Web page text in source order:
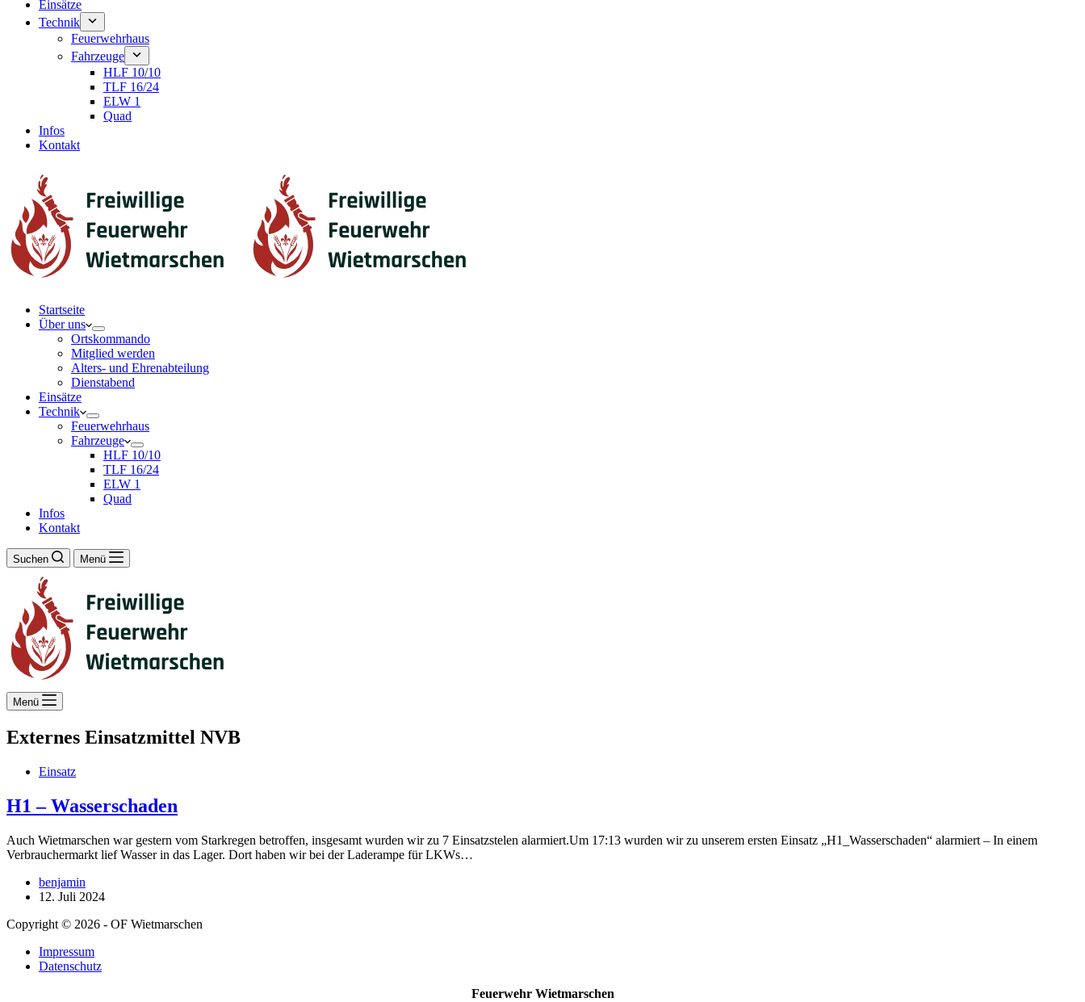
Einsätze
Technik
Feuerwehrhaus
Fahrzeuge
HLF 10/10
TLF 16/24
ELW 1
Quad
Infos
Kontakt
Startseite
Über uns
Ortskommando
Mitglied werden
Alters- und Ehrenabteilung
Dienstabend
Einsätze
Technik
Feuerwehrhaus
Fahrzeuge
HLF 10/10
TLF 16/24
ELW 1
Quad
Infos
Kontakt
Suchen Menü
Menü
Externes Einsatzmittel NVB
Einsatz
H1 – Wasserschaden
Auch Wietmarschen war gestern vom Starkregen betroffen, insgesamt wurden wir zu 7 Einsatzstelen alarmiert.Um 17:13 wurden wir zu unserem ersten Einsatz „H1_Wasserschaden“ alarmiert – In einem
Verbrauchermarkt lief Wasser in das Lager. Dort haben wir bei der Laderampe für LKWs…
benjamin
12. Juli 2024
Copyright © 2026 - OF Wietmarschen
Impressum
Datenschutz
Feuerwehr Wietmarschen